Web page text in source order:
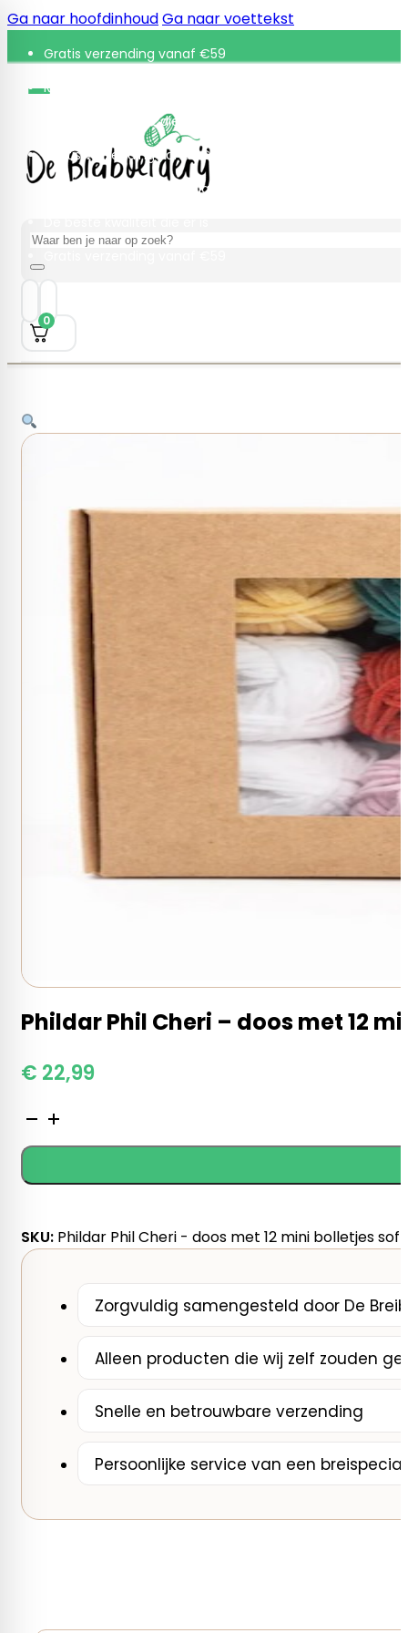
Ga naar hoofdinhoudGa naar voettekst
Gratis verzending vanaf €59
Retourneren binnen 30 dagen
De beste kwaliteit die er is
Gratis verzending vanaf €59
Retourneren binnen 30 dagen
Zoeken
0
Phildar Phil Cheri – doos met 12
€ 22,99
Phildar
Phil
-
met
12
bolletjes
aantal
SKU: Phildar Phil Cheri - doos met 12 mini bolletjes
Zorgvuldig samengesteld door De
Alleen producten die wij zelf zouden
Snelle en betrouwbare verzending
Persoonlijke service van een